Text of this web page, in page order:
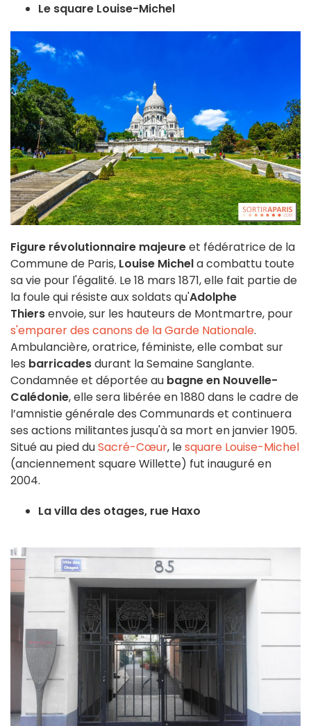
Le square Louise-Michel
Figure révolutionnaire majeureet fédératrice de la
Commune de Paris, Louise Michela combattu toute
sa vie pour l'égalité. Le 18 mars 1871, elle fait partie de
la foule qui résiste aux soldats qu'Adolphe
Thiersenvoie, sur les hauteurs de Montmartre, pour
s'emparer des canons de la Garde Nationale.
Ambulancière, oratrice, féministe, elle combat sur
les barricadesdurant la Semaine Sanglante.
Condamnée et déportée au bagne en Nouvelle-
Calédonie, elle sera libérée en 1880 dans le cadre de
l’amnistie générale des Communards et continuera
ses actions militantes jusqu'à sa mort en janvier 1905.
Situé au pied duSacré-Cœur, lesquare Louise-Michel
(anciennement square Willette) fut inauguré en
2004.
La villa des otages, rue Haxo